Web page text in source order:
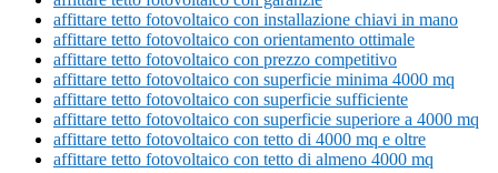
affittare tetto fotovoltaico con installazione chiavi in mano
affittare tetto fotovoltaico con orientamento ottimale
affittare tetto fotovoltaico con prezzo competitivo
affittare tetto fotovoltaico con superficie minima 4000 mq
affittare tetto fotovoltaico con superficie sufficiente
affittare tetto fotovoltaico con superficie superiore a 4000 mq
affittare tetto fotovoltaico con tetto di 4000 mq e oltre
affittare tetto fotovoltaico con tetto di almeno 4000 mq